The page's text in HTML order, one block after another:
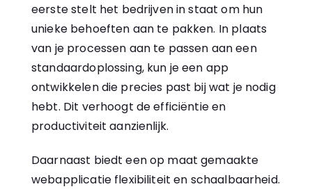
eerste stelt het bedrijven in staat om hun
unieke behoeften aan te pakken. In plaats
van je processen aan te passen aan een
standaardoplossing, kun je een app
ontwikkelen die precies past bij wat je nodig
hebt. Dit verhoogt de efficiëntie en
productiviteit aanzienlijk.
Daarnaast biedt een op maat gemaakte
webapplicatie flexibiliteit en schaalbaarheid.